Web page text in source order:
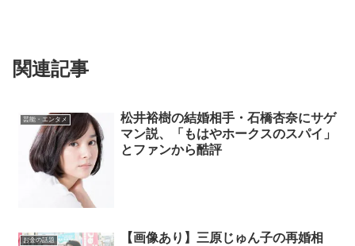
関連記事
芸能・エンタメ
松井裕樹の結婚相手・石橋杏奈にサゲ
マン説、「もはやホークスのスパイ」
とファンから酷評
お金の話題
【画像あり】三原じゅん子の再婚相